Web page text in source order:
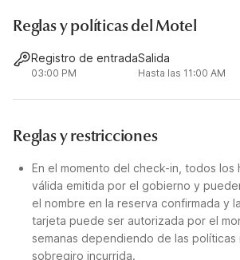
Reglas y políticas del Motel
Registro de entrada
03:00 PM
Salida
Hasta las 11:00 AM
Reglas y restricciones
En el momento del check-in, todos
válida emitida por el gobierno y
el nombre en la reserva confirmada y
tarjeta puede ser autorizada por el
semanas dependiendo de las
sobregiro incurrida.